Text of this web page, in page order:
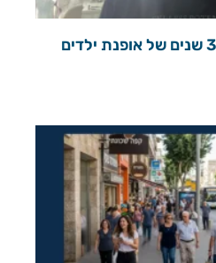
הכירו את "שקוף" — 35 שנים של אופנת ילדים